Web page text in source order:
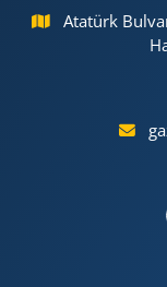
Atatürk